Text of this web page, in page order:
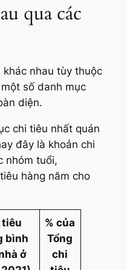
qua các
nhau tùy thuộc
số danh mục
diện.
chi tiêu nhất quán
đây là khoản chi
nhóm tuổi,
hàng năm cho
tiêu
bình
ở
% của
Tổng
chi